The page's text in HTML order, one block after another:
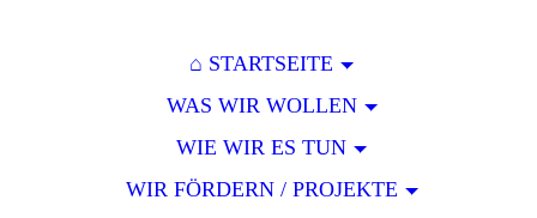
⌂ STARTSEITE
WAS WIR WOLLEN
WIE WIR ES TUN
WIR FÖRDERN / PROJEKTE